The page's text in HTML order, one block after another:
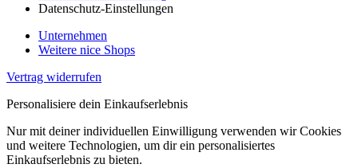
Datenschutz-Einstellungen
Unternehmen
Weitere nice Shops
Vertrag widerrufen
Personalisiere dein Einkaufserlebnis
Nur mit deiner individuellen Einwilligung verwenden wir Cookies
und weitere Technologien, um dir ein personalisiertes
Einkaufserlebnis zu bieten.